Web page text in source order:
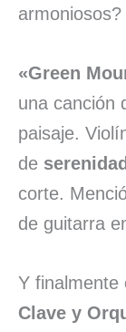
armoniosos?
«Green
una canción
paisaje.
de serenidad
corte.
de guitarra
Y finalmente
Clave y